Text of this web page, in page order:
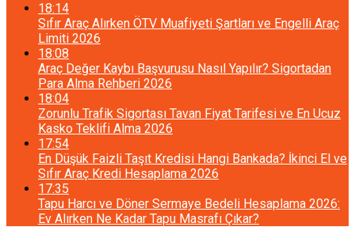
18:14
Sıfır Araç Alırken ÖTV Muafiyeti Şartları ve Engelli Araç
Limiti 2026
18:08
Araç Değer Kaybı Başvurusu Nasıl Yapılır? Sigortadan
Para Alma Rehberi 2026
18:04
Zorunlu Trafik Sigortası Tavan Fiyat Tarifesi ve En Ucuz
Kasko Teklifi Alma 2026
17:54
En Düşük Faizli Taşıt Kredisi Hangi Bankada? İkinci El ve
Sıfır Araç Kredi Hesaplama 2026
17:35
Tapu Harcı ve Döner Sermaye Bedeli Hesaplama 2026:
Ev Alırken Ne Kadar Tapu Masrafı Çıkar?